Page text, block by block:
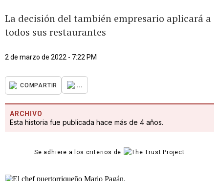
La decisión del también empresario aplicará a
todos sus restaurantes
2 de marzo de 2022 - 7:22 PM
COMPARTIR ...
ARCHIVO
Esta historia fue publicada hace más de 4 años.
Se adhiere a los criterios de